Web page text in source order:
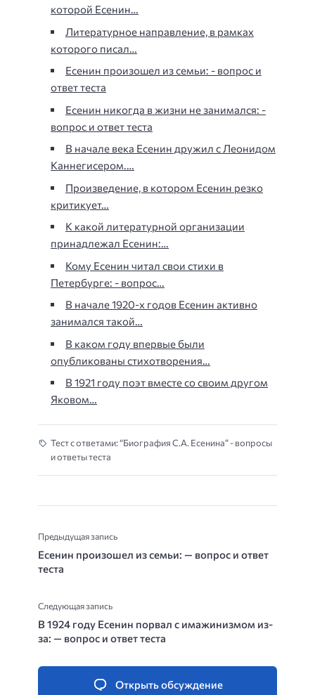
которой Есенин…
Литературное направление, в рамках
которого писал…
Есенин произошел из семьи: - вопрос и
ответ теста
Есенин никогда в жизни не занимался: -
вопрос и ответ теста
В начале века Есенин дружил с Леонидом
Каннегисером.…
Произведение, в котором Есенин резко
критикует…
К какой литературной организации
принадлежал Есенин:…
Кому Есенин читал свои стихи в
Петербурге: - вопрос…
В начале 1920-х годов Есенин активно
занимался такой…
В каком году впервые были
опубликованы стихотворения…
В 1921 году поэт вместе со своим другом
Яковом…
Тест с ответами: “Биография С.А. Есенина” - вопросы
и ответы теста
Предыдущая запись
Есенин произошел из семьи: — вопрос и ответ
теста
Следующая запись
В 1924 году Есенин порвал с имажинизмом из-
за: — вопрос и ответ теста
Открыть обсуждение